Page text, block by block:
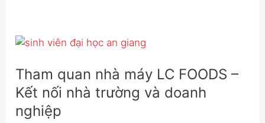
Tham quan nhà máy LC FOODS –
Kết nối nhà trường và doanh
nghiệp
Tham
nhà
máy
LC
FOODS